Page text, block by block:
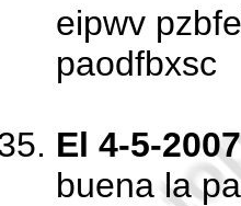
eipwv
paodfbxsc
El 4-5-
buena la